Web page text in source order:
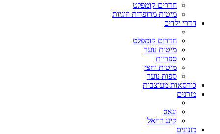
חדרים קומפלט
מיטות מרופדות וזוגיות
חדרי ילדים
חדרים קומפלט
מיטות נוער
ספריות
מיטות וחצי
ספות נוער
כורסאות מעוצבות
מזרנים
וגאס
קינג רויאל
מזנונים